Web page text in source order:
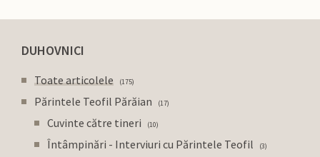
DUHOVNICI
Toate articolele 175
Părintele Teofil Părăian 17
Cuvinte către tineri 10
Întâmpinări - Interviuri cu Părintele Teofil 3